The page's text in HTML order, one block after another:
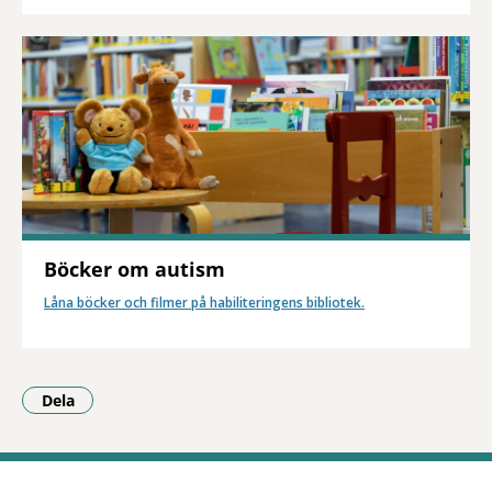
Böcker om autism
Låna böcker och filmer på habiliteringens bibliotek.
Dela
- Klicka för att öppna delningsalternativ.